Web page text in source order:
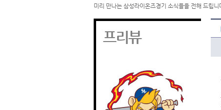
미리 만나는 삼성라이온즈경기 소식들을 전해 드립니
프리뷰